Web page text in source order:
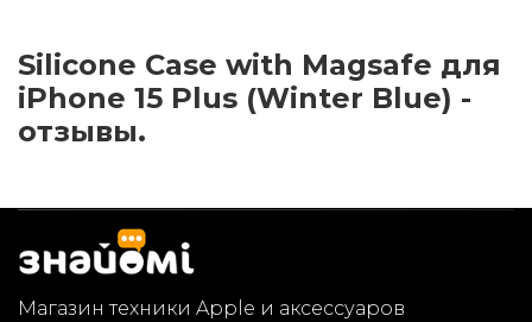
Silicone Case with Magsafe для
iPhone 15 Plus (Winter Blue) -
отзывы.
Магазин техники Apple и аксессуаров